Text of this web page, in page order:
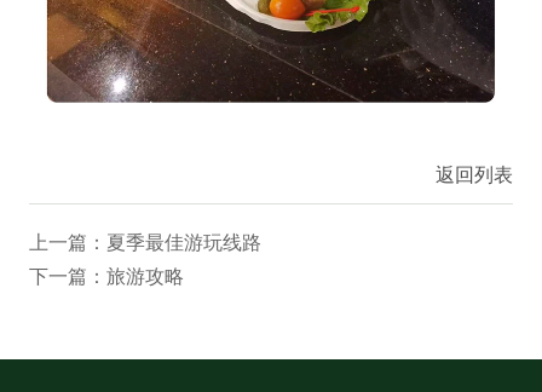
返回列表
上一篇：夏季最佳游玩线路
下一篇：旅游攻略